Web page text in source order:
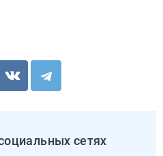
сетях